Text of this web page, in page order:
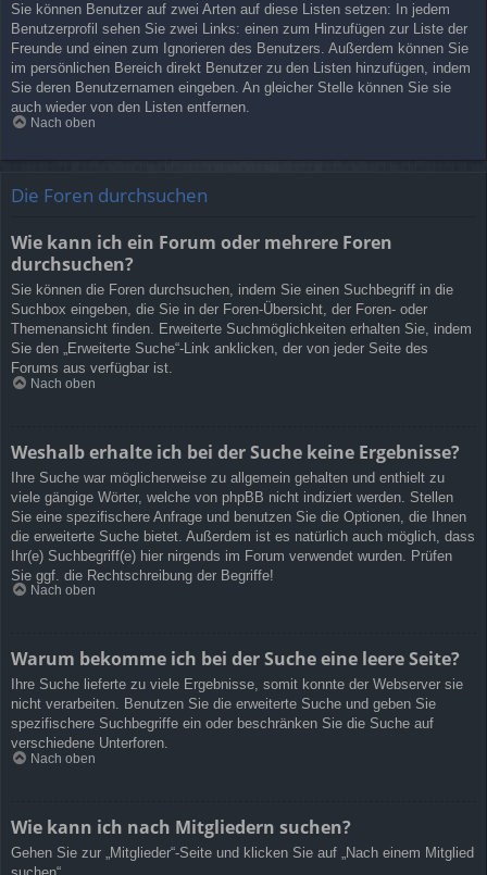
Sie können Benutzer auf zwei Arten auf diese Listen setzen: In jedem
Benutzerprofil sehen Sie zwei Links: einen zum Hinzufügen zur Liste der
Freunde und einen zum Ignorieren des Benutzers. Außerdem können Sie
im persönlichen Bereich direkt Benutzer zu den Listen hinzufügen, indem
Sie deren Benutzernamen eingeben. An gleicher Stelle können Sie sie
auch wieder von den Listen entfernen.
Nach oben
Die Foren durchsuchen
Wie kann ich ein Forum oder mehrere Foren
durchsuchen?
Sie können die Foren durchsuchen, indem Sie einen Suchbegriff in die
Suchbox eingeben, die Sie in der Foren-Übersicht, der Foren- oder
Themenansicht finden. Erweiterte Suchmöglichkeiten erhalten Sie, indem
Sie den „Erweiterte Suche“-Link anklicken, der von jeder Seite des
Forums aus verfügbar ist.
Nach oben
Weshalb erhalte ich bei der Suche keine Ergebnisse?
Ihre Suche war möglicherweise zu allgemein gehalten und enthielt zu
viele gängige Wörter, welche von phpBB nicht indiziert werden. Stellen
Sie eine spezifischere Anfrage und benutzen Sie die Optionen, die Ihnen
die erweiterte Suche bietet. Außerdem ist es natürlich auch möglich, dass
Ihr(e) Suchbegriff(e) hier nirgends im Forum verwendet wurden. Prüfen
Sie ggf. die Rechtschreibung der Begriffe!
Nach oben
Warum bekomme ich bei der Suche eine leere Seite?
Ihre Suche lieferte zu viele Ergebnisse, somit konnte der Webserver sie
nicht verarbeiten. Benutzen Sie die erweiterte Suche und geben Sie
spezifischere Suchbegriffe ein oder beschränken Sie die Suche auf
verschiedene Unterforen.
Nach oben
Wie kann ich nach Mitgliedern suchen?
Gehen Sie zur „Mitglieder“-Seite und klicken Sie auf „Nach einem Mitglied